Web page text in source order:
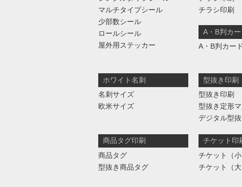
マルチタイプシール
少部数シール
ロールシール
屋外用ステッカー
チラシ印刷
A・B判カー
A・B判カー
ホワイト名刺
名刺サイズ
欧米サイズ
型抜き印刷
型抜き印刷
型抜き定形
デジタル型
商品タグ印刷
商品タグ
型抜き商品タグ
チケット印
チケット（小
チケット（大